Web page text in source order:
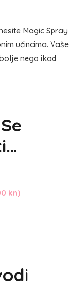
Magic Spray
učincima. Vaše
nego ikad
kn)